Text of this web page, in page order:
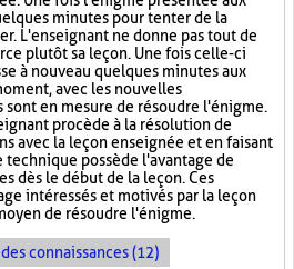
minutes pour tenter de la
L'enseignant ne donne pas tout de
plutôt sa leçon. Une fois celle-ci
à nouveau quelques minutes aux
avec les nouvelles
sont en mesure de résoudre l'énigme.
procède à la résolution de
avec la leçon enseignée et en faisant
possède l'avantage de
dès le début de la leçon. Ces
intéressés et motivés par la leçon
de résoudre l'énigme.
connaissances (12)